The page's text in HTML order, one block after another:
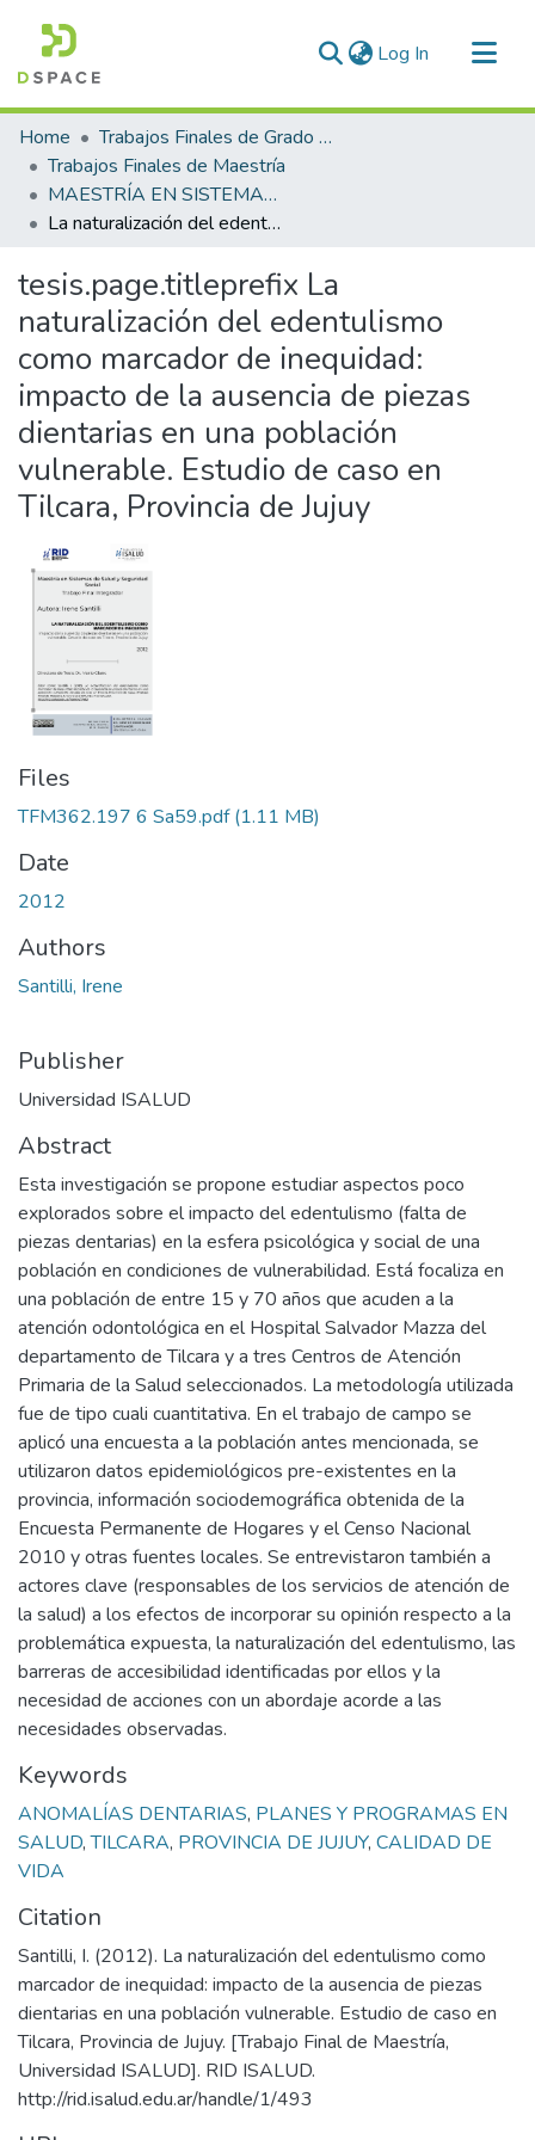
Log In (current)
Communities & Collections
All of DSpace
Statistics
Home
Trabajos Finales de Grado y Posgrado
Trabajos Finales de Maestría
MAESTRÍA EN SISTEMAS DE SALUD Y SEGURIDAD SOCIAL
La naturalización del edentulismo como marcador de inequidad: impacto de la ausencia de piezas dientarias en una población vulnerable. Estudio de caso en Tilcara, Provincia de Jujuy
tesis.page.titleprefix La
naturalización del edentulismo
como marcador de inequidad:
impacto de la ausencia de piezas
dientarias en una población
vulnerable. Estudio de caso en
Tilcara, Provincia de Jujuy
Files
TFM362.197 6 Sa59.pdf(1.11 MB)
Date
2012
Authors
Santilli, Irene
Publisher
Universidad ISALUD
Abstract
Esta investigación se propone estudiar aspectos poco
explorados sobre el impacto del edentulismo (falta de
piezas dentarias) en la esfera psicológica y social de una
población en condiciones de vulnerabilidad. Está focaliza en
una población de entre 15 y 70 años que acuden a la
atención odontológica en el Hospital Salvador Mazza del
departamento de Tilcara y a tres Centros de Atención
Primaria de la Salud seleccionados. La metodología utilizada
fue de tipo cuali cuantitativa. En el trabajo de campo se
aplicó una encuesta a la población antes mencionada, se
utilizaron datos epidemiológicos pre-existentes en la
provincia, información sociodemográfica obtenida de la
Encuesta Permanente de Hogares y el Censo Nacional
2010 y otras fuentes locales. Se entrevistaron también a
actores clave (responsables de los servicios de atención de
la salud) a los efectos de incorporar su opinión respecto a la
problemática expuesta, la naturalización del edentulismo, las
barreras de accesibilidad identificadas por ellos y la
necesidad de acciones con un abordaje acorde a las
necesidades observadas.
Keywords
ANOMALÍAS DENTARIAS, PLANES Y PROGRAMAS EN
SALUD,TILCARA, PROVINCIA DE JUJUY, CALIDAD DE
VIDA
Citation
Santilli, I. (2012). La naturalización del edentulismo como
marcador de inequidad: impacto de la ausencia de piezas
dientarias en una población vulnerable. Estudio de caso en
Tilcara, Provincia de Jujuy. [Trabajo Final de Maestría,
Universidad ISALUD]. RID ISALUD.
http://rid.isalud.edu.ar/handle/1/493